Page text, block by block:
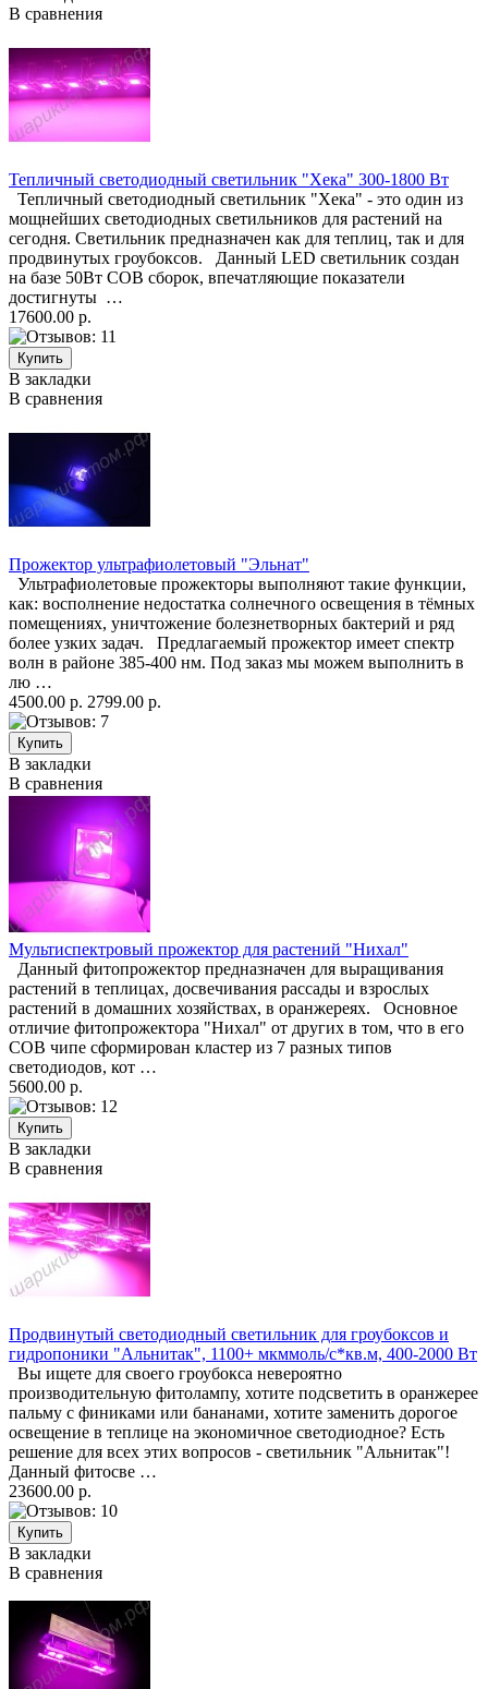
В сравнения
Тепличный светодиодный светильник "Хека" 300-1800 Вт
Тепличный светодиодный светильник "Хека" - это один из
мощнейших светодиодных светильников для растений на
сегодня. Светильник предназначен как для теплиц, так и для
продвинутых гроубоксов. Данный LED светильник создан
на базе 50Вт COB сборок, впечатляющие показатели
достигнуты …
17600.00 р.
В закладки
В сравнения
Прожектор ультрафиолетовый "Эльнат"
Ультрафиолетовые прожекторы выполняют такие функции,
как: восполнение недостатка солнечного освещения в тёмных
помещениях, уничтожение болезнетворных бактерий и ряд
более узких задач. Предлагаемый прожектор имеет спектр
волн в районе 385-400 нм. Под заказ мы можем выполнить в
лю …
4500.00 р. 2799.00 р.
В закладки
В сравнения
Мультиспектровый прожектор для растений "Нихал"
Данный фитопрожектор предназначен для выращивания
растений в теплицах, досвечивания рассады и взрослых
растений в домашних хозяйствах, в оранжереях. Основное
отличие фитопрожектора "Нихал" от других в том, что в его
COB чипе сформирован кластер из 7 разных типов
светодиодов, кот …
5600.00 р.
В закладки
В сравнения
Продвинутый светодиодный светильник для гроубоксов и
гидропоники "Альнитак", 1100+ мкммоль/с*кв.м, 400-2000 Вт
Вы ищете для своего гроубокса невероятно
производительную фитолампу, хотите подсветить в оранжерее
пальму с финиками или бананами, хотите заменить дорогое
освещение в теплице на экономичное светодиодное? Есть
решение для всех этих вопросов - светильник "Альнитак"!
Данный фитосве …
23600.00 р.
В закладки
В сравнения